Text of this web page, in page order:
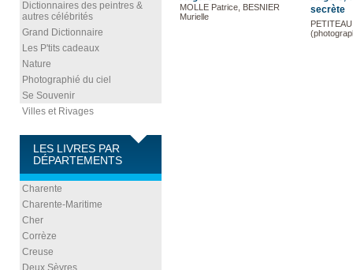
Dictionnaires des peintres &
autres célébrités
Grand Dictionnaire
Les P'tits cadeaux
Nature
Photographié du ciel
Se Souvenir
Villes et Rivages
LES LIVRES PAR
DÉPARTEMENTS
Charente
Charente-Maritime
Cher
Corrèze
Creuse
Deux Sèvres
MOLLE Patrice, BESNIER
Murielle
secrète